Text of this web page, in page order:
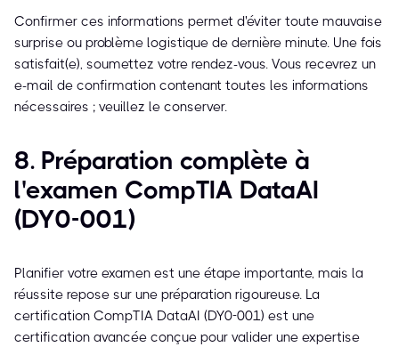
Confirmer ces informations permet d'éviter toute mauvaise
surprise ou problème logistique de dernière minute. Une fois
satisfait(e), soumettez votre rendez-vous. Vous recevrez un
e-mail de confirmation contenant toutes les informations
nécessaires ; veuillez le conserver.
8. Préparation complète à
l'examen CompTIA DataAI
(DY0-001)
Planifier votre examen est une étape importante, mais la
réussite repose sur une préparation rigoureuse. La
certification CompTIA DataAI (DY0-001) est une
certification avancée conçue pour valider une expertise